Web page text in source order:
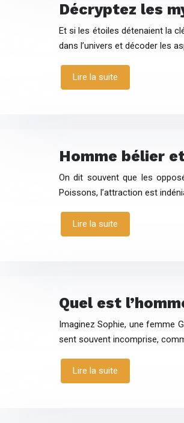
Décryptez les
Et si les étoiles détenaient la
dans l’univers et décoder les
Lire la suite
Homme bélier
On dit souvent que les
Poissons, l’attraction est
Lire la suite
Quel est
Imaginez Sophie, une femme
sent souvent incomprise,
Lire la suite